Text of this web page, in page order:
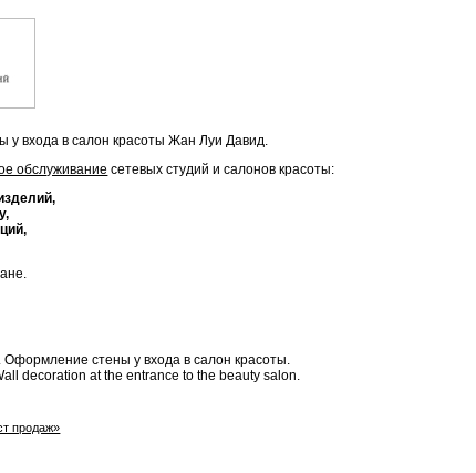
у входа в салон красоты Жан Луи Давид.
обслуживание сетевых студий и салонов красоты:
Оформление стены у входа в салон красоты.
decoration at the entrance to the beauty salon.
продаж»